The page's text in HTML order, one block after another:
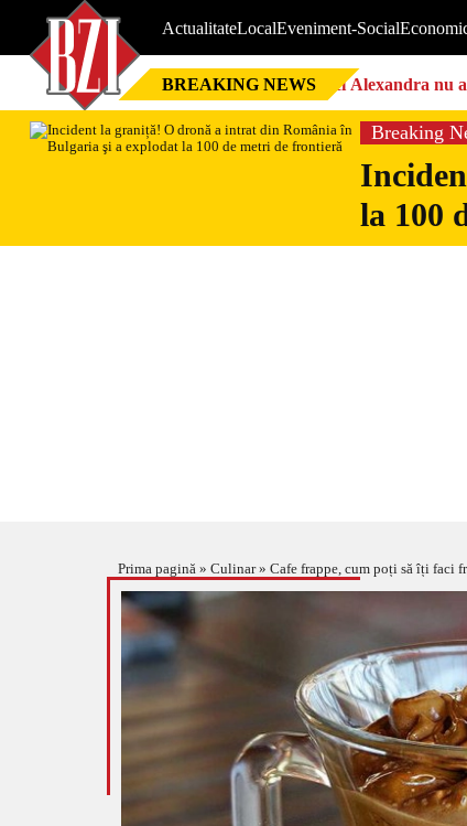
ActualitateLocalEveniment-Social
BREAKING NEWS Nici Alexandra nu
Breaking
la 100
Prima pagină » Culinar» Cafe frappe, cum poți să îți faci